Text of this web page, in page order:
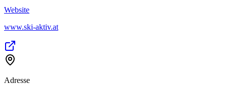
Website
www.ski-aktiv.at
Adresse